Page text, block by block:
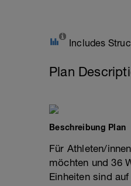
Includes
Plan
Beschreibung Plan
Für Athleten/
möchten und 36
Einheiten sind